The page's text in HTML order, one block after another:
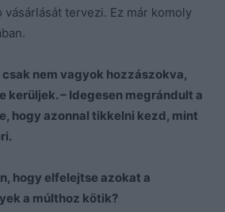
vásárlását tervezi. Ez már komoly
csak nem vagyok hozzászokva,
kerüljek. – Idegesen megrándult a
hogy azonnal tikkelni kezd, mint
hogy elfelejtse azokat a
a múlthoz kötik?